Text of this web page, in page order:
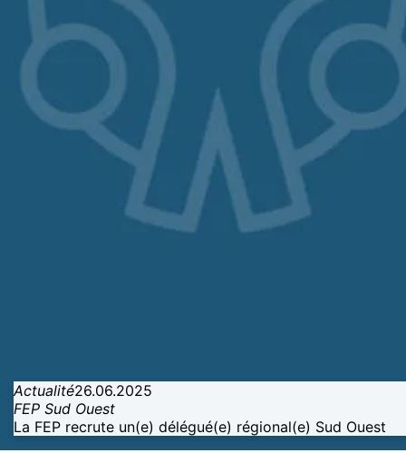
Actualité26.06.2025
FEP Sud Ouest
La FEP recrute un(e) délégué(e) régional(e) Sud Ouest